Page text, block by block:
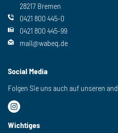
28217 Bremen
0421 800 445-0
0421 800 445-99
mail@wabeq.de
Social Media
Folgen Sie uns auch auf unseren
Wichtiges